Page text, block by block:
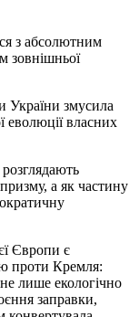
з абсолютним
зовнішньої
України змусила
еволюції власних
а як частину
Європи є
проти Кремля:
лише екологічно
заправки,